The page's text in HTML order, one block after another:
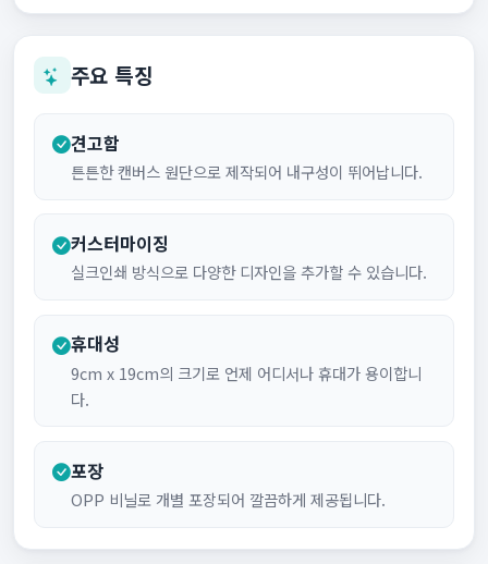
주요 특징
견고함
튼튼한 캔버스 원단으로 제작되어 내구성이 뛰어납니다.
커스터마이징
실크인쇄 방식으로 다양한 디자인을 추가할 수 있습니다.
휴대성
9cm x 19cm의 크기로 언제 어디서나 휴대가 용이합니
다.
포장
OPP 비닐로 개별 포장되어 깔끔하게 제공됩니다.